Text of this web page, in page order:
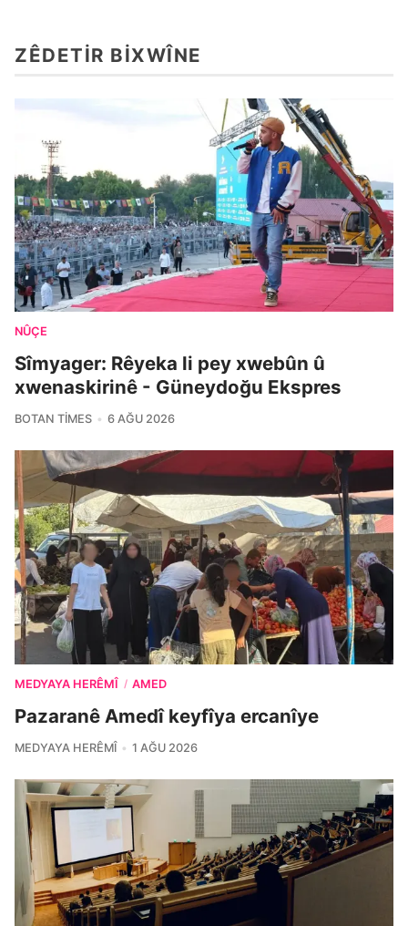
ZÊDETIR BIXWÎNE
NÛÇE
Sîmyager: Rêyeka li pey xwebûn û
xwenaskirinê - Güneydoğu Ekspres
BOTAN TIMES 6 AĞU 2026
MEDYAYA HERÊMÎ / AMED
Pazaranê Amedî keyfîya ercanîye
MEDYAYA HERÊMÎ 1 AĞU 2026